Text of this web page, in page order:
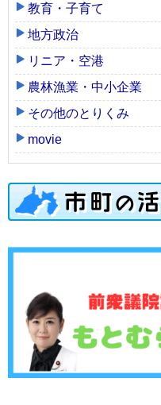
教育・子育て
地方政治
リニア・空港
農林漁業・中小企業
その他のとりくみ
movie